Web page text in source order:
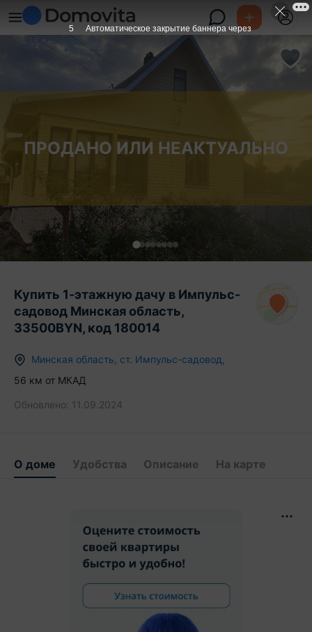
ПРОДАНО ИЛИ НЕАКТУАЛЬНО
Купить 1-этажную дачу в Импульс-
садовод Минская область,
33500BYN, код 180014
Минская область ст. Импульс-садовод
56 км от МКАД
Обновлено: 11.09.2024
О доме Удобства Описание На карте
5 Автоматическое закрытие баннера через